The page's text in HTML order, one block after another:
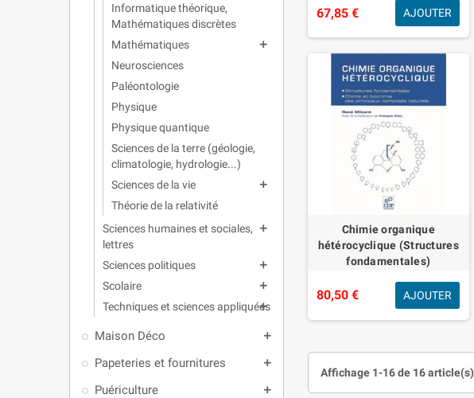
Informatique théorique,
Mathématiques discrètes
Mathématiques
add
Neurosciences
Paléontologie
Physique
Physique quantique
Sciences de la terre (géologie,
climatologie, hydrologie...)
Sciences de la vie
add
Théorie de la relativité
Sciences humaines et sociales,
lettres
add
Sciences politiques add
Scolaire add
Techniques et sciences appliquées
add
Maison Déco add
Papeteries et fournitures add
Puériculture add
67,85 € AJOUTER
Chimie organique
hétérocyclique (Structures
fondamentales)
80,50 € AJOUTER
Affichage 1-16 de 16 article(s)